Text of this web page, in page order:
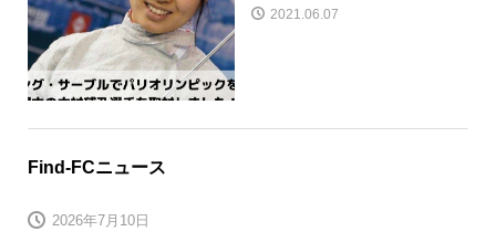
2021.06.07
Find-FCニュース
2026年7月10日